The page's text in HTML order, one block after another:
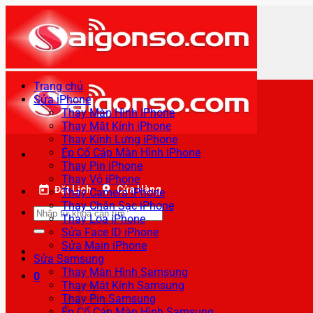
qua
nội
dung
Đặt Lịch Cửa Hàng
Tìm
kiếm:
0
Trang chủ
Sửa iPhone
Thay Màn Hình iPhone
Thay Mặt Kính iPhone
Thay Kính Lưng iPhone
Ép Cổ Cáp Màn Hình iPhone
Thay Pin iPhone
Thay Vỏ iPhone
Thay Camera iPhone
Thay Chân Sạc iPhone
Thay Loa iPhone
Sửa Face ID iPhone
Sửa Main iPhone
Sửa Samsung
Thay Màn Hình Samsung
Thay Mặt Kính Samsung
Thay Pin Samsung